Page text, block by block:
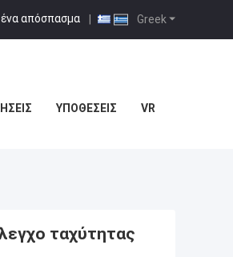
Greek
απόσπασμα |
ΥΠΟΘΈΣΕΙΣ VR
ταχύτητας